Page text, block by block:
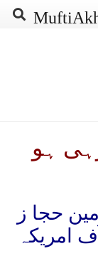
ہو
حجا ز
امریکہ